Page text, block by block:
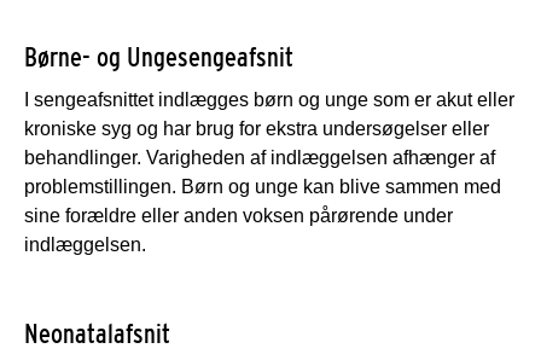
Børne- og Ungesengeafsnit
I sengeafsnittet indlægges børn og unge som er akut eller
kroniske syg og har brug for ekstra undersøgelser eller
behandlinger. Varigheden af indlæggelsen afhænger af
problemstillingen. Børn og unge kan blive sammen med
sine forældre eller anden voksen pårørende under
indlæggelsen.
Neonatalafsnit